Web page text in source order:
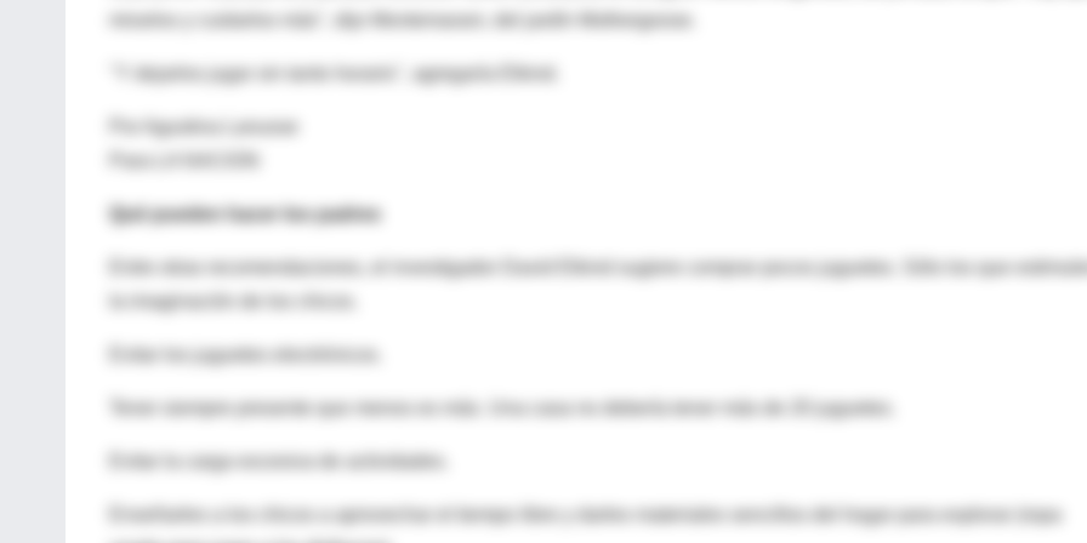
mirarlos y cuidarlos más", dijo Montemarani, del jardín Mothergoose.
"Y dejarlos jugar sin tanto horario", agregaría Elkind.
Por Agustina Lanusse
Qué pueden hacer los padres
Entre otras recomendaciones, el investigador David Elkind sugiere comprar pocos juguetes. Sólo los que
la imaginación de los chicos.
Evitar los juguetes electrónicos.
Tener siempre presente que menos es más. Una casa no debería tener más de 20 juguetes.
Evitar la carga excesiva de actividades.
Enseñarles a los chicos a aprovechar el tiempo libre y darles materiales sencillos del hogar para explorar (ropa